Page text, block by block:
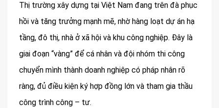
Thị trường xây dựng tại Việt Nam đang trên đà phục
hồi và tăng trưởng mạnh mẽ, nhờ hàng loạt dự án hạ
tầng, đô thị, nhà ở xã hội và khu công nghiệp. Đây là
giai đoạn “vàng” để cá nhân và đội nhóm thi công
chuyển mình thành doanh nghiệp có pháp nhân rõ
ràng, đủ điều kiện ký hợp đồng lớn và tham gia thầu
công trình công – tư.